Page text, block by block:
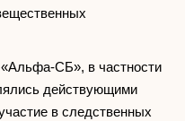
СБ», в частности
действующими
в следственных